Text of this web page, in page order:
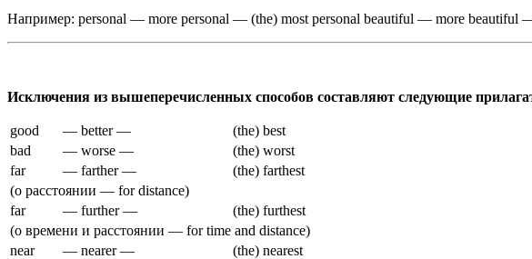
Например: personal — more personal — (the) most personal beautiful — more beautiful
Исключения из вышеперечисленных способов составляют следующие
good — better —
(the) best
bad
— worse —
(the) worst
far
— farther —
(the) farthest
(о расстоянии — for distance)
far
— further —
(the) furthest
(о времени и расстоянии — for time and distance)
near
— nearer —
(the) nearest